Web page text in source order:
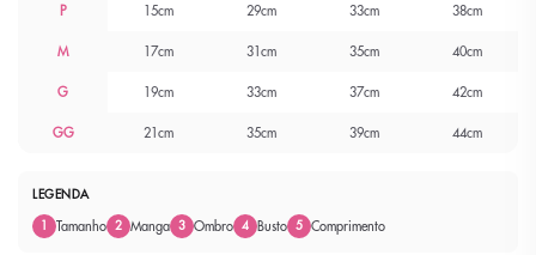
P 15cm 29cm 33cm 38cm
M 17cm 31cm 35cm 40cm
G 19cm 33cm 37cm 42cm
GG 21cm 35cm 39cm 44cm
LEGENDA
1
Tamanho 2 Manga 3 Ombro 4 Busto 5 Comprimento